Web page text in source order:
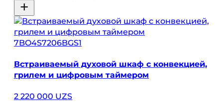
7BO4S7206BGS1
Встраиваемый духовой шкаф с конвекцией,
грилем и цифровым таймером
2 220 000 UZS